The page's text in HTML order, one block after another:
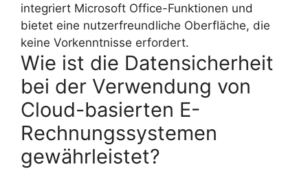
integriert Microsoft Office-Funktionen und
bietet eine nutzerfreundliche Oberfläche, die
keine Vorkenntnisse erfordert.
Wie ist die Datensicherheit
bei der Verwendung von
Cloud-basierten E-
Rechnungssystemen
gewährleistet?